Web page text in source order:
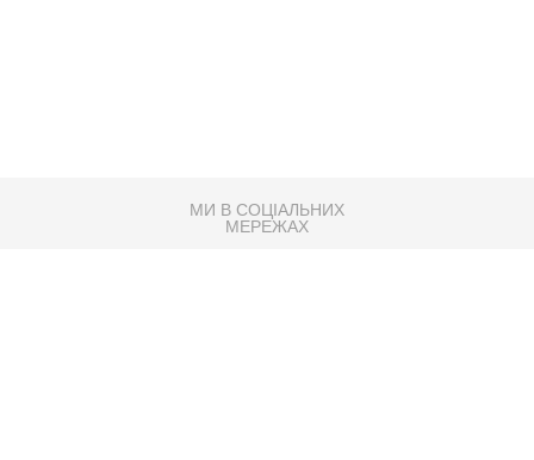
МИ В СОЦІАЛЬНИХ
МЕРЕЖАХ